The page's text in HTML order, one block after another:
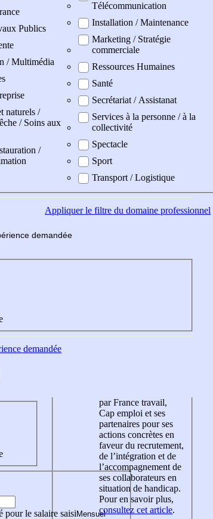
Publics
/ Multimédia
naturels /
/ Soins aux
/
Télécommunication
Installation / Maintenance
Marketing / Stratégie
commerciale
Ressources Humaines
Santé
Secrétariat / Assistanat
Services à la personne / à la
collectivité
Spectacle
Sport
Transport / Logistique
Appliquerle filtre du domaine professionnel
demandée
demandée
pour le salaire saisi
par France travail,
Cap emploi et ses
partenaires pour ses
actions concrètes en
faveur du recrutement,
de l’intégration et de
l’accompagnement de
ses collaborateurs en
situation de handicap.
Pour en savoir plus,
consultez cet article.